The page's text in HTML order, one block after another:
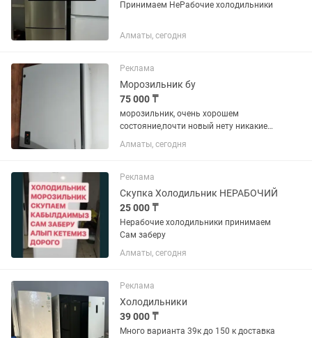
Принимаем НеРабочие холодильники
Алматы, сегодня
Реклама
Морозильник бу
75 000 ₸
морозильник, очень хорошем
состояние,почти новый нету никакие
минусы.317 л
Алматы, сегодня
Реклама
Скупка Холодильник НЕРАБОЧИЙ
25 000 ₸
Нерабочие холодильники принимаем
Сам заберу
Алматы, сегодня
Реклама
Холодильники
39 000 ₸
Много варианта 39к до 150 к доставка